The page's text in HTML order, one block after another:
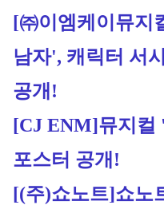
[㈜이엠케이뮤지
남자', 캐릭터 서
공개!
[CJ ENM]뮤지컬
포스터 공개!
[(주)쇼노트]쇼노